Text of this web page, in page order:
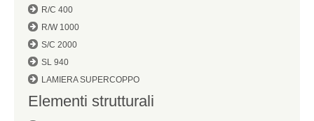
R/C 400
R/W 1000
S/C 2000
SL 940
LAMIERA SUPERCOPPO
Elementi strutturali